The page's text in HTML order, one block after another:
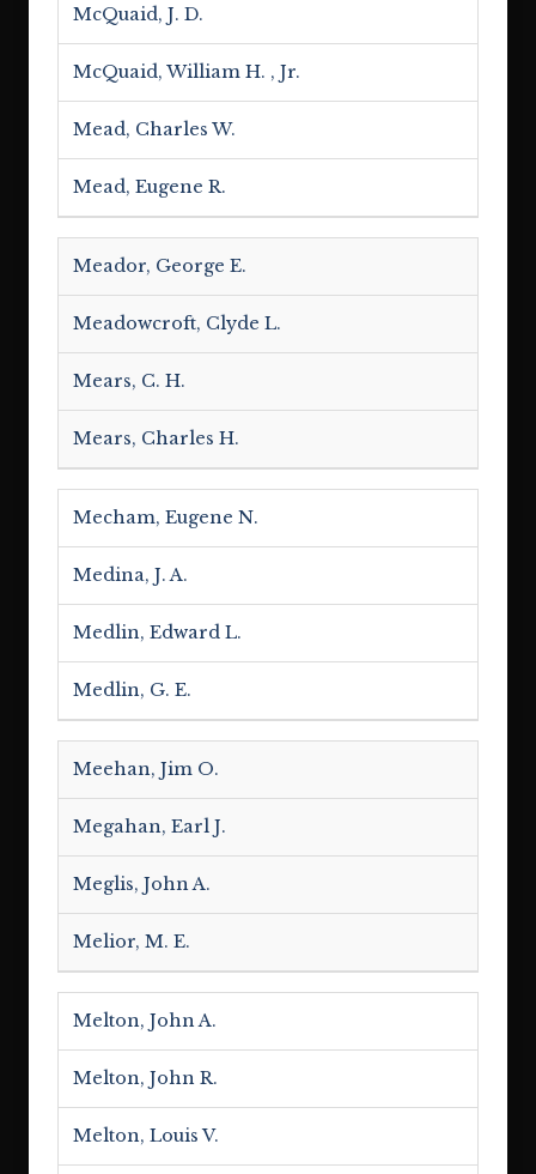
McQuaid, J. D.
McQuaid, William H. , Jr.
Mead, Charles W.
Mead, Eugene R.
Meador, George E.
Meadowcroft, Clyde L.
Mears, C. H.
Mears, Charles H.
Mecham, Eugene N.
Medina, J. A.
Medlin, Edward L.
Medlin, G. E.
Meehan, Jim O.
Megahan, Earl J.
Meglis, John A.
Melior, M. E.
Melton, John A.
Melton, John R.
Melton, Louis V.